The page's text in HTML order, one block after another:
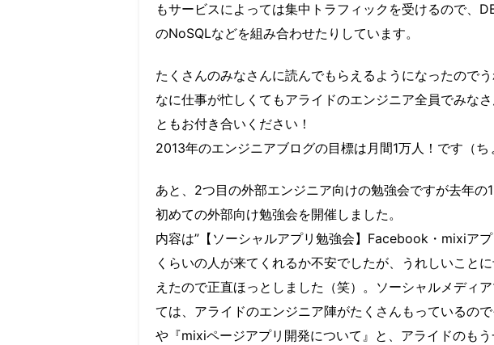
もサービスによっては集中トラフィックを受けるので、
のNoSQLなどを組み合わせたりしています。
たくさんのみなさんに読んでもらえるようになったので
なに仕事が忙しくてもアライドのエンジニア全員でみな
ともお付き合いください！
2013年のエンジニアブログの目標は月間1万人！です（ち
あと、2つ目の外部エンジニア向けの勉強会ですが去年の
初めての外部向け勉強会を開催しました。
内容は”【ソーシャルアプリ勉強会】Facebook・mixiア
くらいの人が来てくれるか不安でしたが、うれしいこと
えたので正直ほっとしました（笑）。ソーシャルメディ
ては、アライドのエンジニア陣がたくさんもっているの
や『mixiページアプリ開発について』と、アライドのも